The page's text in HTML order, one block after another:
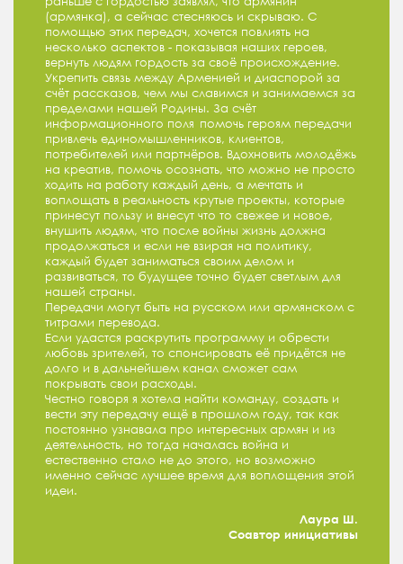
(армянка), а сейчас стесняюсь и скрываю. С
помощью этих передач, хочется повлиять на
несколько аспектов - показывая наших героев,
вернуть людям гордость за своё происхождение.
Укрепить связь между Арменией и диаспорой за
счёт рассказов, чем мы славимся и занимаемся за
пределами нашей Родины. За счёт
информационного поля помочь героям передачи
привлечь единомышленников, клиентов,
потребителей или партнёров. Вдохновить молодёжь
на креатив, помочь осознать, что можно не просто
ходить на работу каждый день, а мечтать и
воплощать в реальность крутые проекты, которые
принесут пользу и внесут что то свежее и новое,
внушить людям, что после войны жизнь должна
продолжаться и если не взирая на политику,
каждый будет заниматься своим делом и
развиваться, то будущее точно будет светлым для
нашей страны.
Передачи могут быть на русском или армянском с
титрами перевода.
Если удастся раскрутить программу и обрести
любовь зрителей, то спонсировать её придётся не
долго и в дальнейшем канал сможет сам
покрывать свои расходы.
Честно говоря я хотела найти команду, создать и
вести эту передачу ещё в прошлом году, так как
постоянно узнавала про интересных армян и из
деятельность, но тогда началась война и
естественно стало не до этого, но возможно
именно сейчас лучшее время для воплощения этой
идеи.
Лаура Ш.
Соавтор инициативы